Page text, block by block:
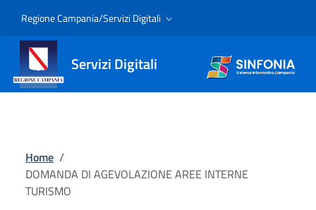
Regione Campania/Servizi Digitali
Servizi Digitali
Home /
DOMANDA DI AGEVOLAZIONE AREE INTERNE
TURISMO